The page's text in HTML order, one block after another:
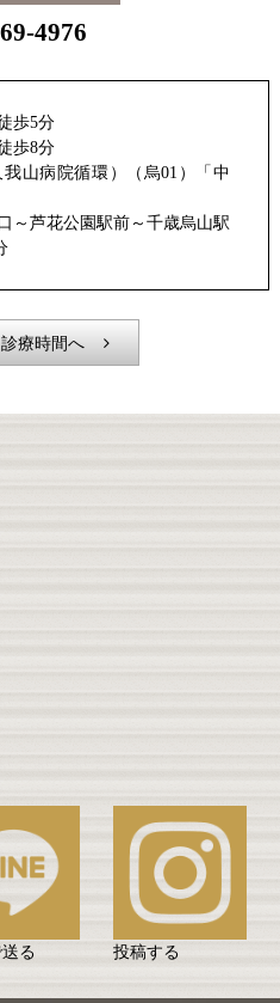
4976
歩5分
歩8分
山病院循環）（烏01）「中
～芦花公園駅前～千歳烏山駅
療時間へ
る 投稿する